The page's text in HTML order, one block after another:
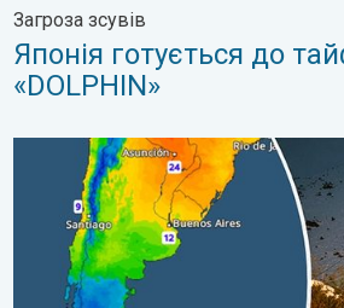
Загроза зсувів
Японія готується до
«DOLPHIN»
Крижані вітання з Південної